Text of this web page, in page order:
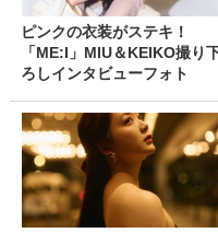
ピンクの衣装がステキ！
「ME:I」MIU＆KEIKO撮り
ろしインタビューフォト